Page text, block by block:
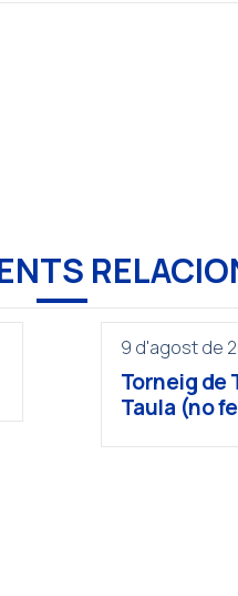
9 d'agost de
Torneig de
Taula (no